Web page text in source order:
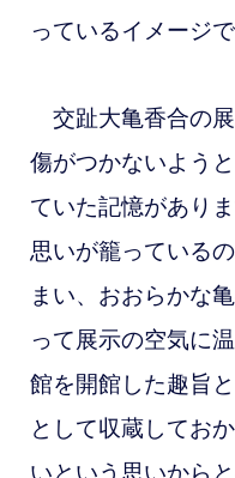
っているイメージで
交趾大亀香合の
傷がつかないよう
ていた記憶があり
思いが籠っている
まい、おおらかな
って展示の空気に
館を開館した趣旨
として収蔵してお
いという思いから